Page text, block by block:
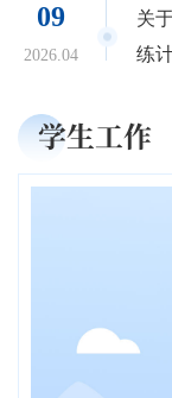
09
2026.04
关
练
学生工作